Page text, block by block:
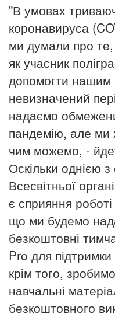
"В умовах
коронавируса
ми думали про
як учасник
допомогти нашим
невизначений
надаємо
пандемію, але ми
чим можемо, -
Оскільки однією
Всесвітньої
є сприяння
що ми будемо
безкоштовні
Pro для підтримки
крім того,
навчальні
безкоштовного